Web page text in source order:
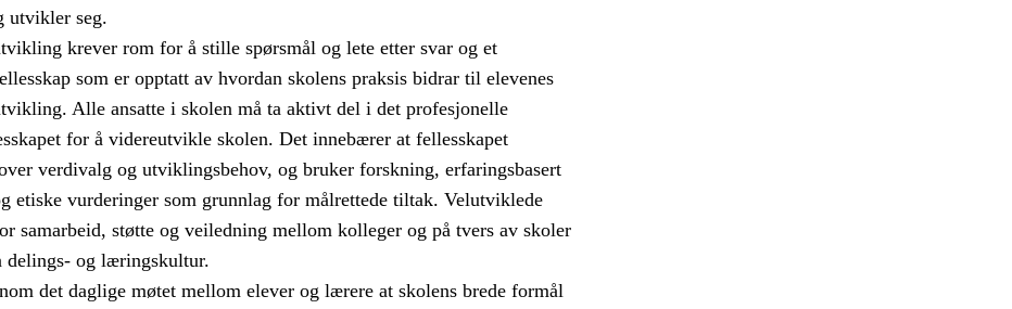
utvikler seg.
krever rom for å stille spørsmål og lete etter svar og et
som er opptatt av hvordan skolens praksis bidrar til elevenes
Alle ansatte i skolen må ta aktivt del i det profesjonelle
for å videreutvikle skolen. Det innebærer at fellesskapet
verdivalg og utviklingsbehov, og bruker forskning, erfaringsbasert
etiske vurderinger som grunnlag for målrettede tiltak. Velutviklede
samarbeid, støtte og veiledning mellom kolleger og på tvers av skoler
delings- og læringskultur.
det daglige møtet mellom elever og lærere at skolens brede formål